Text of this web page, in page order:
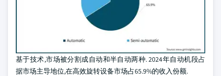
基于技术,市场被分割成自动和半自动两种. 2024年自动机段占
据市场主导地位,在高效旋转设备市场占65.9%的收入份额.